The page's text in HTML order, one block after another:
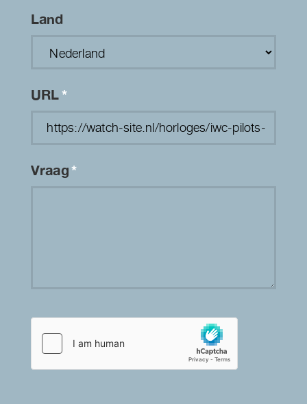
Land
URL*
Vraag*